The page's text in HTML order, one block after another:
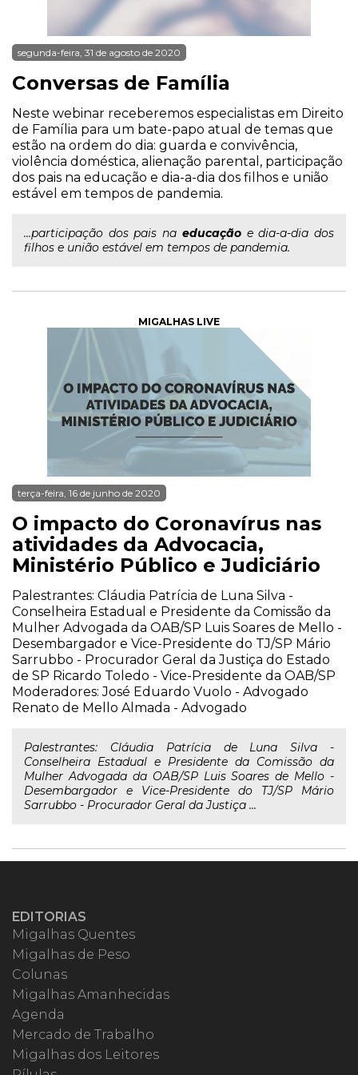
segunda-feira, 31 de agosto de 2020
Conversas de Família
Neste webinar receberemos especialistas em Direito
de Família para um bate-papo atual de temas que
estão na ordem do dia: guarda e convivência,
violência doméstica, alienação parental, participação
dos pais na educação e dia-a-dia dos filhos e união
estável em tempos de pandemia.
...participação dos pais na educaçãoe dia-a-dia dos
filhos e união estável em tempos de pandemia.
MIGALHAS LIVE
terça-feira, 16 de junho de 2020
O impacto do Coronavírus nas
atividades da Advocacia,
Ministério Público e Judiciário
Palestrantes: Cláudia Patrícia de Luna Silva -
Conselheira Estadual e Presidente da Comissão da
Mulher Advogada da OAB/SP Luis Soares de Mello -
Desembargador e Vice-Presidente do TJ/SP Mário
Sarrubbo - Procurador Geral da Justiça do Estado
de SP Ricardo Toledo - Vice-Presidente da OAB/SP
Moderadores: José Eduardo Vuolo - Advogado
Renato de Mello Almada - Advogado
Palestrantes: Cláudia Patrícia de Luna Silva -
Conselheira Estadual e Presidente da Comissão da
Mulher Advogada da OAB/SP Luis Soares de Mello -
Desembargador e Vice-Presidente do TJ/SP Mário
Sarrubbo - Procurador Geral da Justiça ...
EDITORIAS
Migalhas Quentes
Migalhas de Peso
Colunas
Migalhas Amanhecidas
Agenda
Mercado de Trabalho
Migalhas dos Leitores